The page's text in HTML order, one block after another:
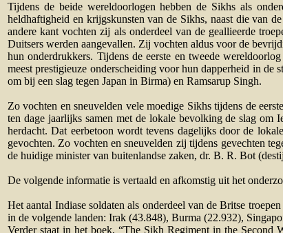
Tijdens de beide wereldoorlogen hebben de Sikhs als
heldhaftigheid en krijgskunsten van de Sikhs, naast die van
andere kant vochten zij als onderdeel van de geallieerde
Duitsers werden aangevallen. Zij vochten aldus voor de
hun onderdrukkers. Tijdens de eerste en tweede
meest prestigieuze onderscheiding voor hun dapperheid in
om bij een slag tegen Japan in Birma) en Ramsarup Singh.
Zo vochten en sneuvelden vele moedige Sikhs tijdens de
ten dage jaarlijks samen met de lokale bevolking de slag om
herdacht. Dat eerbetoon wordt tevens dagelijks door de
gevochten. Zo vochten en sneuvelden zij tijdens gevechten
de huidige minister van buitenlandse zaken, dr. B. R. Bot
De volgende informatie is vertaald en afkomstig uit het
Het aantal Indiase soldaten als onderdeel van de Britse
in de volgende landen: Irak (43.848), Burma (22.932),
Verder staat in het boek, “The Sikh Regiment in the